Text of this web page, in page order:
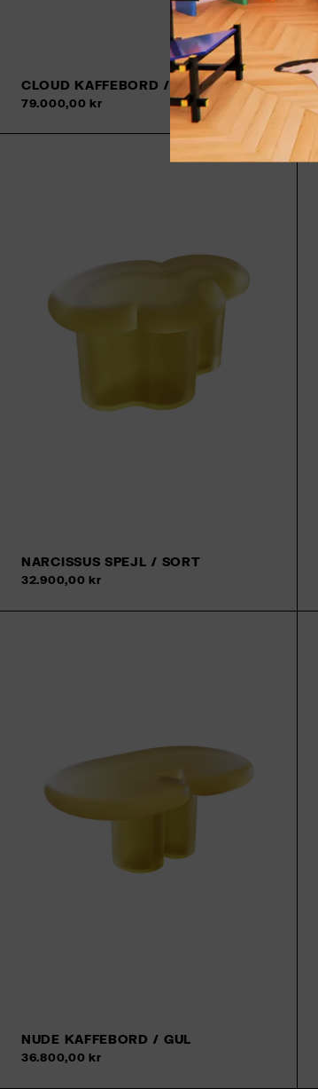
CLOUD KAFFEBORD / LAV / GUL
79.000,00 kr
NARCISSUS SPEJL / SORT
32.900,00 kr
NUDE KAFFEBORD / GUL
36.800,00 kr